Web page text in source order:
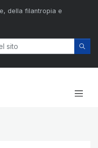
della filantropia e